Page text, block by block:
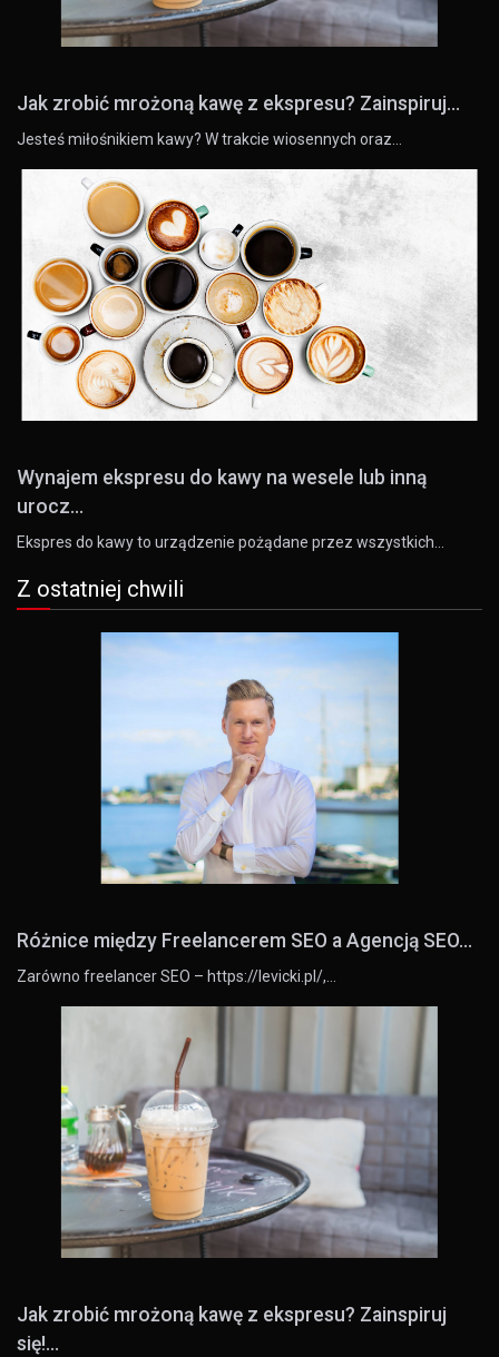
Jak zrobić mrożoną kawę z ekspresu? Zainspiruj...
Jesteś miłośnikiem kawy? W trakcie wiosennych oraz…
Wynajem ekspresu do kawy na wesele lub inną
urocz...
Ekspres do kawy to urządzenie pożądane przez wszystkich…
Z ostatniej chwili
Różnice między Freelancerem SEO a Agencją SEO...
Zarówno freelancer SEO – https://levicki.pl/,…
Jak zrobić mrożoną kawę z ekspresu? Zainspiruj
się!...